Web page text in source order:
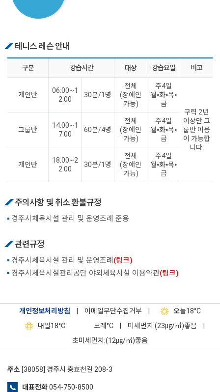
테니스 레슨 안내
구분 강습시간 대상 강습요일 비고
개인반
06:00~1
2:00
30분/1명
전체
(장애인
가능)
주4일
월⦁화⦁목⦁
금
구력 2년
이상만 그
룹반 이용
이 가능합
니다.
그룹반
14:00~1
7:00
60분/4명
전체
(장애인
가능)
주4일
월⦁화⦁목⦁
금
개인반
18:00~2
2:00
30분/1명
전체
(장애인
가능)
주4일
월⦁화⦁목⦁
금
주의사항 및 취소 환불규정
경주시체육시설 관리 및 운영조례 준용
관련규정
경주시체육시설 관리 및 운영조례 (링크)
경주시체육시설관리공단 야외체육시설 이용약관(링크)
개인정보처리방침 이메일무단수집거부 오늘18°C
내일18°C 모레 °C 미세먼지:(23㎍/㎥)좋음
초미세먼지:(12㎍/㎥)좋음
주소 [38058] 경주시 충효천길 208-3
대표전화054-750-8500